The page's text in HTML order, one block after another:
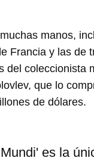
manos,
Francia y las de
del coleccionista
que lo
de dólares.
es la